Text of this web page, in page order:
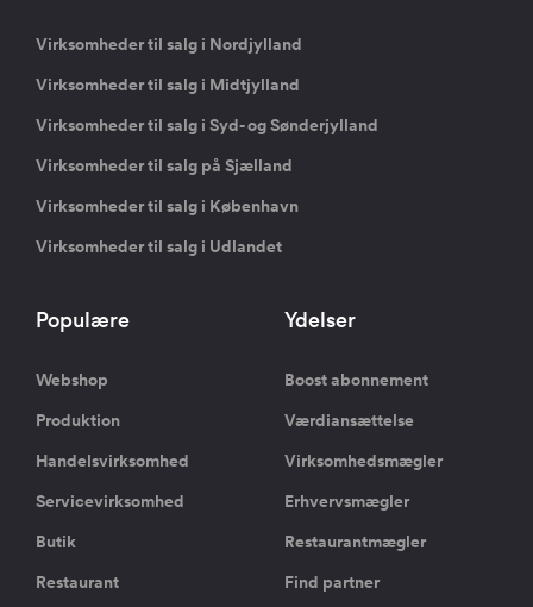
Virksomheder til salg i Nordjylland
Virksomheder til salg i Midtjylland
Virksomheder til salg i Syd- og Sønderjylland
Virksomheder til salg på Sjælland
Virksomheder til salg i København
Virksomheder til salg i Udlandet
Populære
Webshop
Produktion
Handelsvirksomhed
Servicevirksomhed
Butik
Restaurant
Ydelser
Boost abonnement
Værdiansættelse
Virksomhedsmægler
Erhvervsmægler
Restaurantmægler
Find partner